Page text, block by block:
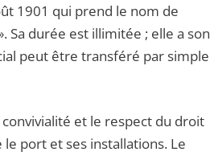
1901 qui prend le nom de
». Sa durée est illimitée ; elle a son
peut être transféré par simple
et le respect du droit
le port et ses installations. Le